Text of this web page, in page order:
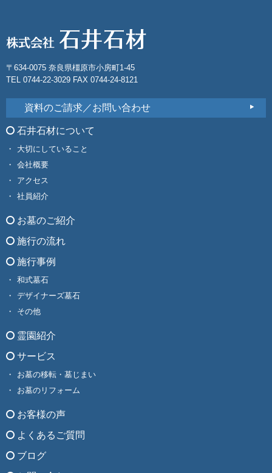
〒634-0075 奈良県橿原市小房町1-45
TEL 0744-22-3029 FAX 0744-24-8121
資料のご請求／お問い合わせ
石井石材について
大切にしていること
会社概要
アクセス
社員紹介
お墓のご紹介
施行の流れ
施行事例
和式墓石
デザイナーズ墓石
その他
霊園紹介
サービス
お墓の移転・墓じまい
お墓のリフォーム
お客様の声
よくあるご質問
ブログ